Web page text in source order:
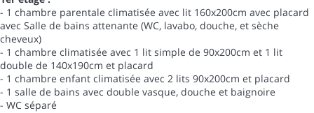
- 1 chambre parentale climatisée avec lit 160x200cm avec placard
avec Salle de bains attenante (WC, lavabo, douche, et sèche
cheveux)
- 1 chambre climatisée avec 1 lit simple de 90x200cm et 1 lit
double de 140x190cm et placard
- 1 chambre enfant climatisée avec 2 lits 90x200cm et placard
- 1 salle de bains avec double vasque, douche et baignoire
- WC séparé